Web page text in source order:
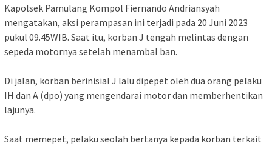
Kapolsek Pamulang Kompol Fiernando Andriansyah
mengatakan, aksi perampasan ini terjadi pada 20 Juni 2023
pukul 09.45WIB. Saat itu, korban J tengah melintas dengan
sepeda motornya setelah menambal ban.
Di jalan, korban berinisial J lalu dipepet oleh dua orang pelaku
IH dan A (dpo) yang mengendarai motor dan memberhentikan
lajunya.
Saat memepet, pelaku seolah bertanya kepada korban terkait